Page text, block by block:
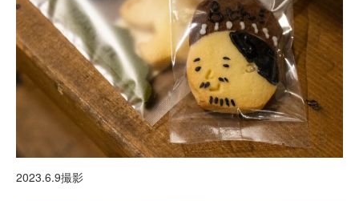
2023.6.9撮影